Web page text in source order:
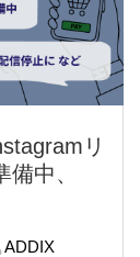
リ
中、
ADDIX